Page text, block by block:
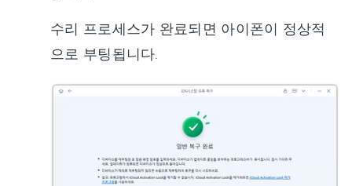
수리 프로세스가 완료되면 아이폰이 정상적
으로 부팅됩니다.